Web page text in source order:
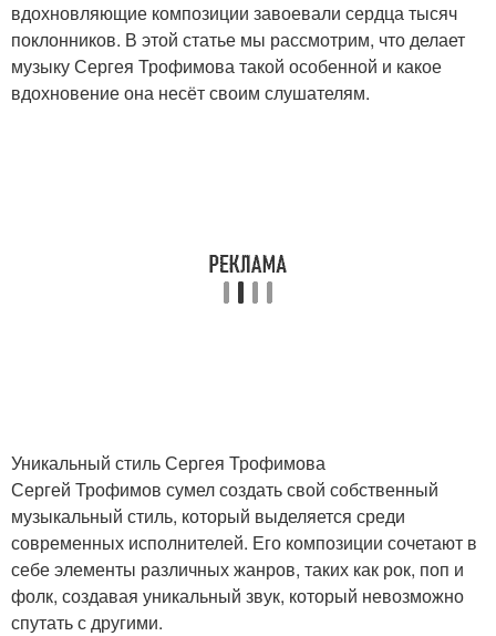
вдохновляющие композиции завоевали сердца тысяч
поклонников. В этой статье мы рассмотрим, что делает
музыку Сергея Трофимова такой особенной и какое
вдохновение она несёт своим слушателям.
Уникальный стиль Сергея Трофимова
Сергей Трофимов сумел создать свой собственный
музыкальный стиль, который выделяется среди
современных исполнителей. Его композиции сочетают в
себе элементы различных жанров, таких как рок, поп и
фолк, создавая уникальный звук, который невозможно
спутать с другими.